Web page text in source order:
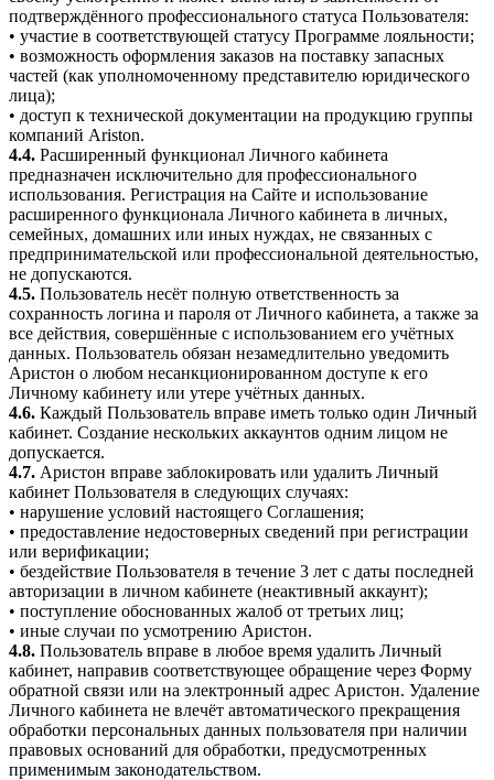
подтверждённого профессионального статуса Пользователя:
• участие в соответствующей статусу Программе лояльности;
• возможность оформления заказов на поставку запасных
частей (как уполномоченному представителю юридического
лица);
• доступ к технической документации на продукцию группы
компаний Ariston.
4.4. Расширенный функционал Личного кабинета
предназначен исключительно для профессионального
использования. Регистрация на Сайте и использование
расширенного функционала Личного кабинета в личных,
семейных, домашних или иных нуждах, не связанных с
предпринимательской или профессиональной деятельностью,
не допускаются.
4.5. Пользователь несёт полную ответственность за
сохранность логина и пароля от Личного кабинета, а также за
все действия, совершённые с использованием его учётных
данных. Пользователь обязан незамедлительно уведомить
Аристон о любом несанкционированном доступе к его
Личному кабинету или утере учётных данных.
4.6. Каждый Пользователь вправе иметь только один Личный
кабинет. Создание нескольких аккаунтов одним лицом не
допускается.
4.7. Аристон вправе заблокировать или удалить Личный
кабинет Пользователя в следующих случаях:
• нарушение условий настоящего Соглашения;
• предоставление недостоверных сведений при регистрации
или верификации;
• бездействие Пользователя в течение 3 лет с даты последней
авторизации в личном кабинете (неактивный аккаунт);
• поступление обоснованных жалоб от третьих лиц;
• иные случаи по усмотрению Аристон.
4.8. Пользователь вправе в любое время удалить Личный
кабинет, направив соответствующее обращение через Форму
обратной связи или на электронный адрес Аристон. Удаление
Личного кабинета не влечёт автоматического прекращения
обработки персональных данных пользователя при наличии
правовых оснований для обработки, предусмотренных
применимым законодательством.